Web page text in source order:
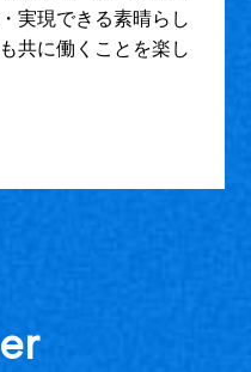
実現できる素晴らし
共に働くことを楽し